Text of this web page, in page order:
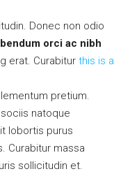
Donec non odio
orci ac nibh
erat. Curabitur this is a
pretium.
natoque
lobortis purus
Curabitur massa
sollicitudin et.